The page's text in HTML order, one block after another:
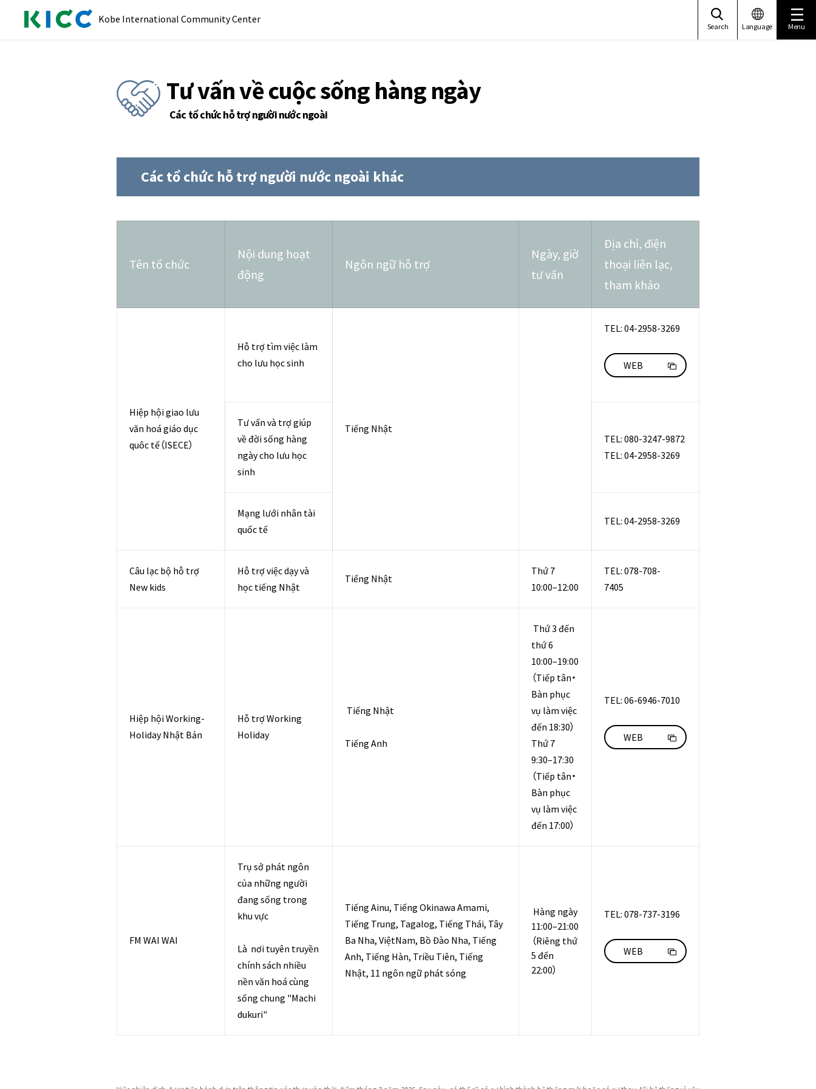
Kobe International Community Center
Search Language Menu
Tư vấn về cuộc sống hàng ngày
Các tổ chức hỗ trợ người nước ngoài
Các tổ chức hỗ trợ người nước ngoài khác
Tên tổ chức
Nội dung hoạt
động
Ngôn ngữ hỗ trợ
Ngày, giờ
tư vấn
Địa chỉ, điện
thoại liên lạc,
tham khảo
Hiệp hội giao lưu
văn hoá giáo dục
quôc tế（ISECE）
Hỗ trợ tìm việc làm
cho lưu học sinh
Tiếng Nhật
TEL: 04-2958-3269
WEB
Tư vấn và trợ giúp
về đời sống hàng
ngày cho lưu học
sinh
TEL: 080-3247-9872
TEL: 04-2958-3269
Mạng lưới nhân tài
quốc tế
TEL: 04-2958-3269
Câu lạc bộ hỗ trợ
New kids
Hỗ trợ việc dạy và
học tiếng Nhật
Tiếng Nhật
Thứ 7
10:00–12:00
TEL: 078-708-
7405
Hiệp hội Working-
Holiday Nhật Bản
Hỗ trợ Working
Holiday
Tiếng Nhật
Tiếng Anh
Thứ 3 đến
thứ 6
10:00–19:00
（Tiếp tân・
Bàn phục
vụ làm việc
đến 18:30）
Thứ 7
9:30–17:30
（Tiếp tân・
Bàn phục
vụ làm việc
đến 17:00）
TEL: 06-6946-7010
WEB
FM WAI WAI
Trụ sở phát ngôn
của những người
đang sống trong
khu vực
Là nơi tuyên truyền
chính sách nhiều
nền văn hoá cùng
sống chung "Machi
dukuri"
Tiếng Ainu, Tiếng Okinawa Amami,
Tiếng Trung, Tagalog, Tiếng Thái, Tây
Ba Nha, ViệtNam, Bồ Đào Nha, Tiếng
Anh, Tiếng Hàn, Triều Tiên, Tiếng
Nhật, 11 ngôn ngữ phát sóng
Hàng ngày
11:00–21:00
（Riêng thứ
5 đến
22:00）
TEL: 078-737-3196
WEB